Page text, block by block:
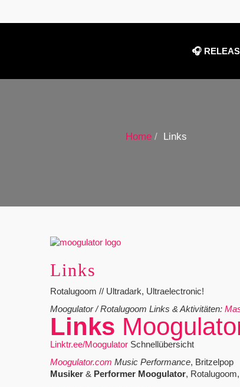
🎧
Home Links
Links
Rotalugoom // Ultradark, Ultraelectronic!
Moogulator / Rotalugoom Links & Aktivitäten:
Links
Linktr.ee/MoogulatorSchnellübersicht
Moogulator.com Music Performance, Britzelpop
Musiker& Performer Moogulator,